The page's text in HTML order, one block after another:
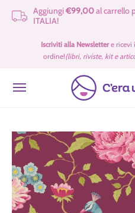
Passa al contenuto principale
Aggiungi€99,00al carrello
ITALIA!
Idee Regalo 🎁
Offerte
Iscriviti alla Newslettere ricevi
ordine!(libri, riviste, kit e
Passa al contenuto principale